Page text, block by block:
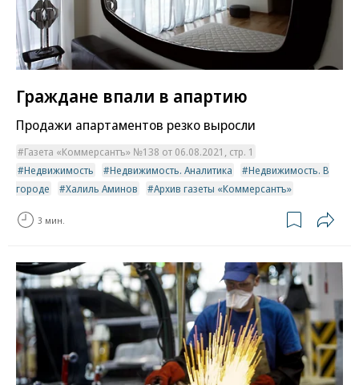
Граждане впали в апартию
Продажи апартаментов резко выросли
Газета «Коммерсантъ» №138 от 06.08.2021, стр. 1
Недвижимость
Недвижимость. Аналитика
Недвижимость. В
городе
Халиль Аминов Архив газеты «Коммерсантъ»
3 мин.